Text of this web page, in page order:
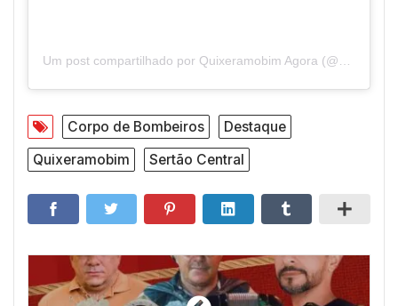
Corpo de Bombeiros
Destaque
Quixeramobim
Sertão Central